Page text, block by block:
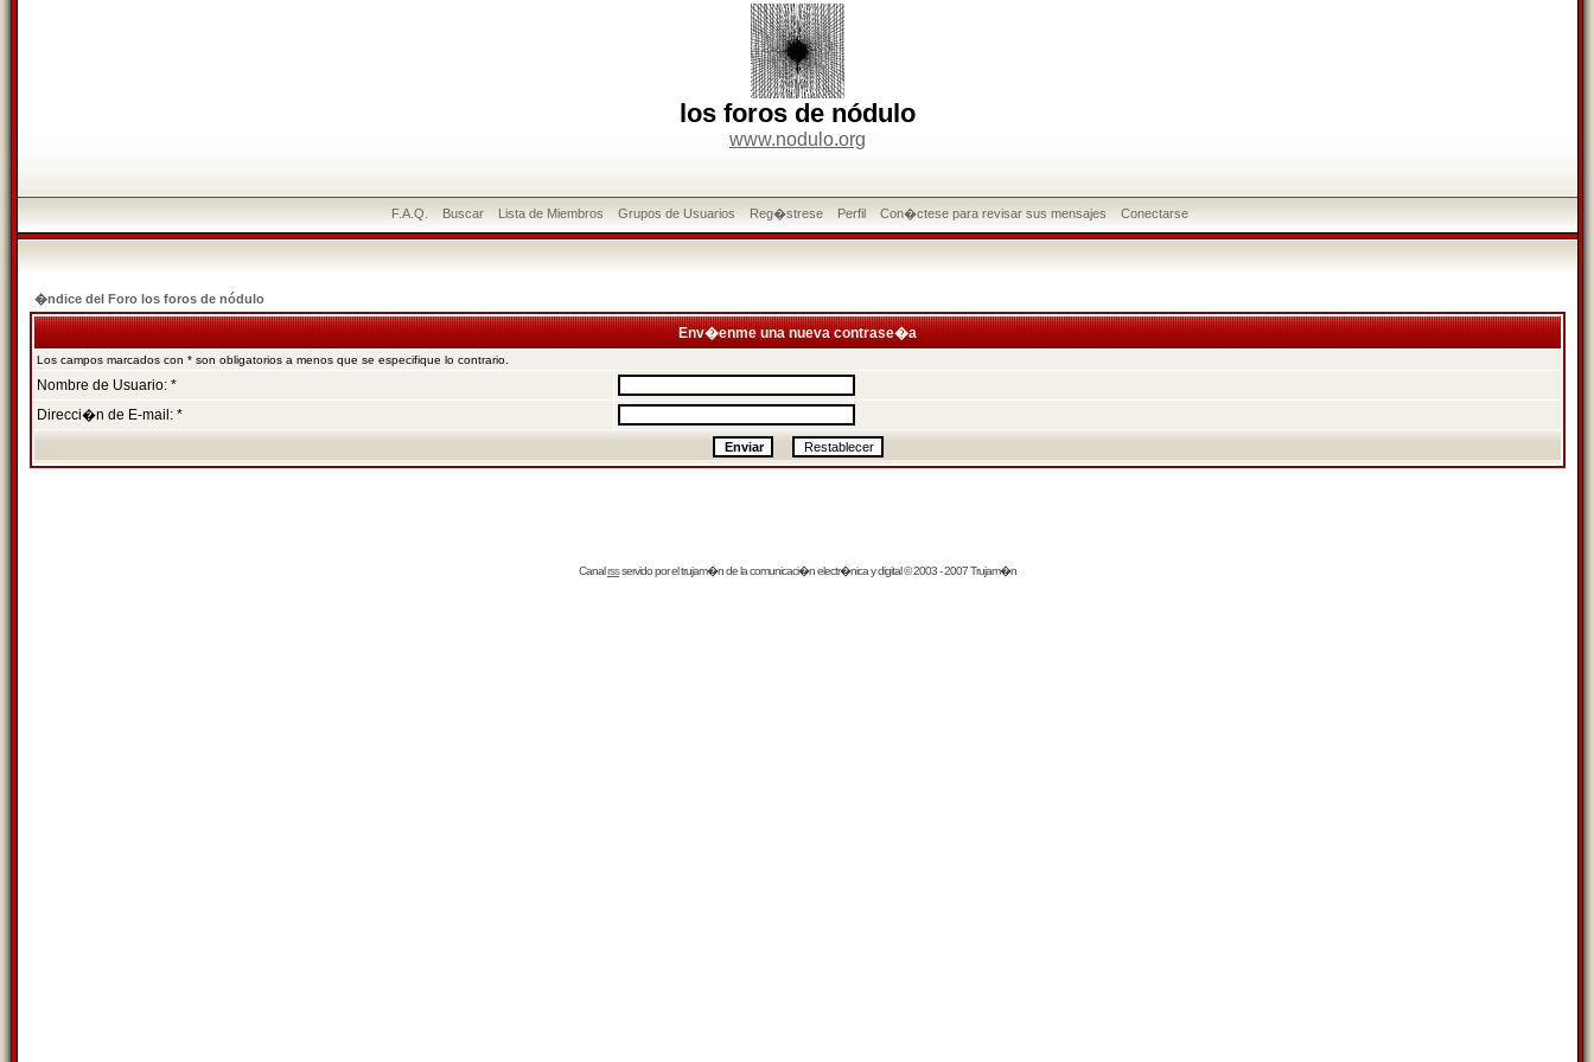
los foros de nódulo
www.nodulo.org
F.A.Q. Buscar Lista de Miembros Grupos de Usuarios Reg�strese Perfil Con�ctese para revisar sus mensajes Conectarse
�ndice del Foro los foros de nódulo
Env�enme una nueva contrase�a
Los campos marcados con * son obligatorios a menos que se especifique lo contrario.
Nombre de Usuario: *
Direcci�n de E-mail: *
Canalrssservido por eltrujam�nde la comunicaci�n electr�nica y digital © 2003 - 2007 Trujam�n